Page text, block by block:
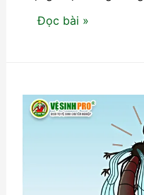
Mẹo
nhà
vệ
Đọc bài »